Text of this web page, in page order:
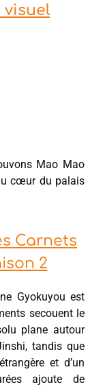
visuel
Mao Mao
cœur du palais
Carnets
2
Gyokuyou est
secouent le
plane autour
tandis que
et d’un
ajoute de